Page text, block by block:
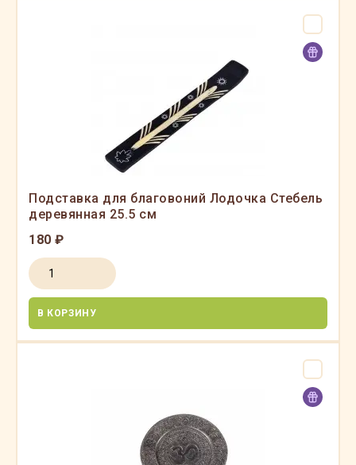
Подставка для благовоний Лодочка Стебель
деревянная 25.5 см
180 ₽
В КОРЗИНУ